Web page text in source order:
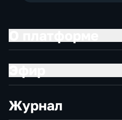
Журнал